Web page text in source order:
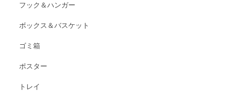
フック＆ハンガー
ボックス＆バスケット
ゴミ箱
ポスター
トレイ